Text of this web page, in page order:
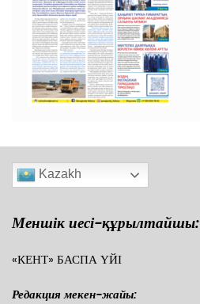
Kazakh
Меншік иесі-құрылтайшы:
«КЕНТ» БАСПА ҮЙІ
Редакция мекен-жайы: